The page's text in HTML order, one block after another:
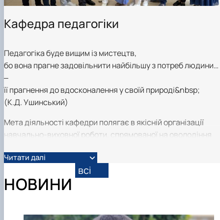
Кафедра педагогіки
Педагогіка буде вищим із мистецтв,
бо вона прагне задовільнити найбільшу з потреб людини…
‒
її прагнення до вдосконалення у своїй природі&nbsp;
(К.Д. Ушинський)
Мета діяльності кафедри полягає в якісній організації
навчально-виховної роботи, спрямованої на оволодіння
навичками, а також професійно- важливими якостями,
формування наукового світогляду, моральних і
цінностей, гармонійний розвиток особистості фахівця.
Читати далі
НОВИНИ
всі